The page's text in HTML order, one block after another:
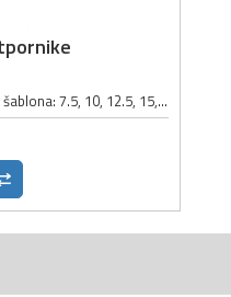
Broj šablona: 5; Dimenzije šablona: 7.5, 10, 12.5, 15, 17.5mm; Boja: crvena;